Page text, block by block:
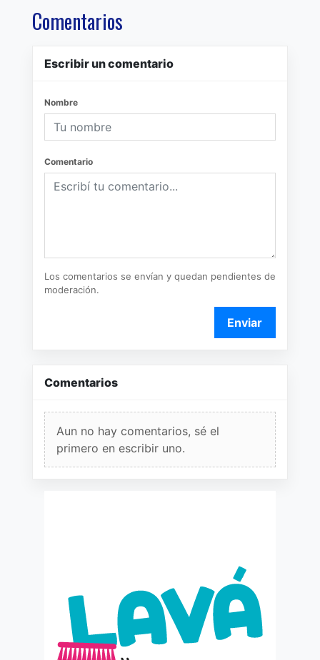
Comentarios
Escribir un comentario
Nombre
Comentario
Los comentarios se envían y quedan pendientes de
moderación.
Enviar
Comentarios
Aun no hay comentarios, sé el
primero en escribir uno.